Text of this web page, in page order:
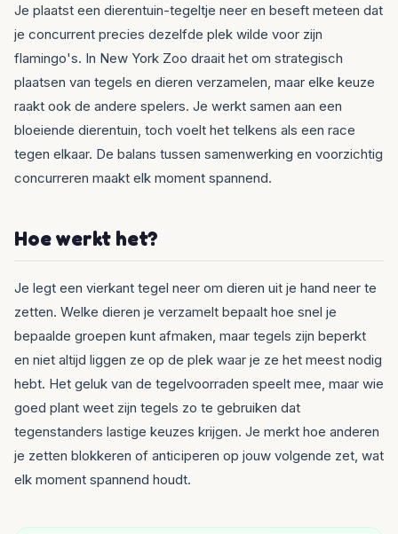
Je plaatst een dierentuin-tegeltje neer en beseft meteen dat
je concurrent precies dezelfde plek wilde voor zijn
flamingo's. In New York Zoo draait het om strategisch
plaatsen van tegels en dieren verzamelen, maar elke keuze
raakt ook de andere spelers. Je werkt samen aan een
bloeiende dierentuin, toch voelt het telkens als een race
tegen elkaar. De balans tussen samenwerking en voorzichtig
concurreren maakt elk moment spannend.
Hoe werkt het?
Je legt een vierkant tegel neer om dieren uit je hand neer te
zetten. Welke dieren je verzamelt bepaalt hoe snel je
bepaalde groepen kunt afmaken, maar tegels zijn beperkt
en niet altijd liggen ze op de plek waar je ze het meest nodig
hebt. Het geluk van de tegelvoorraden speelt mee, maar wie
goed plant weet zijn tegels zo te gebruiken dat
tegenstanders lastige keuzes krijgen. Je merkt hoe anderen
je zetten blokkeren of anticiperen op jouw volgende zet, wat
elk moment spannend houdt.